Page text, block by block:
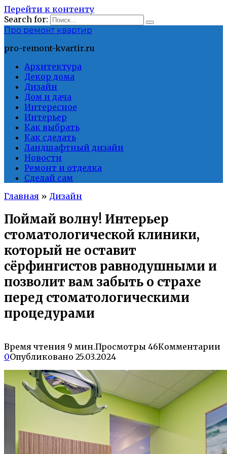
Перейти к контенту
Search for:
Про ремонт квартир
pro-remont-kvartir.ru
Архитектура
Декор дома
Дизайн
Дом и дача
Интересное
Интерьер
Как выбрать
Как сделать
Ландшафтный дизайн
Новости
Ремонт и отделка
Сделай сам
Главная » Дизайн
Поймай волну! Интерьер
стоматологической клиники,
который не оставит
сёрфингистов равнодушными и
позволит вам забыть о страхе
перед стоматологическими
процедурами
Время чтения 9 мин.Просмотры 46Комментарии
0Опубликовано 25.03.2024